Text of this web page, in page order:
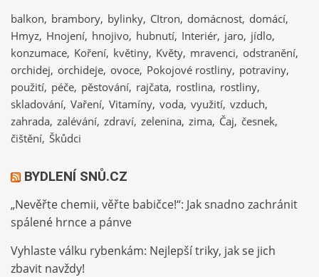
balkon brambory bylinky CItron domácnost domácí
Hmyz Hnojení hnojivo hubnutí Interiér jaro jídlo
konzumace Koření květiny Květy mravenci odstranění
orchidej orchideje ovoce Pokojové rostliny potraviny
použití péče pěstování rajčata rostlina rostliny
skladování Vaření Vitamíny voda využití vzduch
zahrada zalévání zdraví zelenina zima Čaj česnek
čištění Škůdci
BYDLENÍ SNŮ.CZ
„Nevěřte chemii, věřte babičce!“: Jak snadno zachránit
spálené hrnce a pánve
Vyhlaste válku rybenkám: Nejlepší triky, jak se jich
zbavit navždy!